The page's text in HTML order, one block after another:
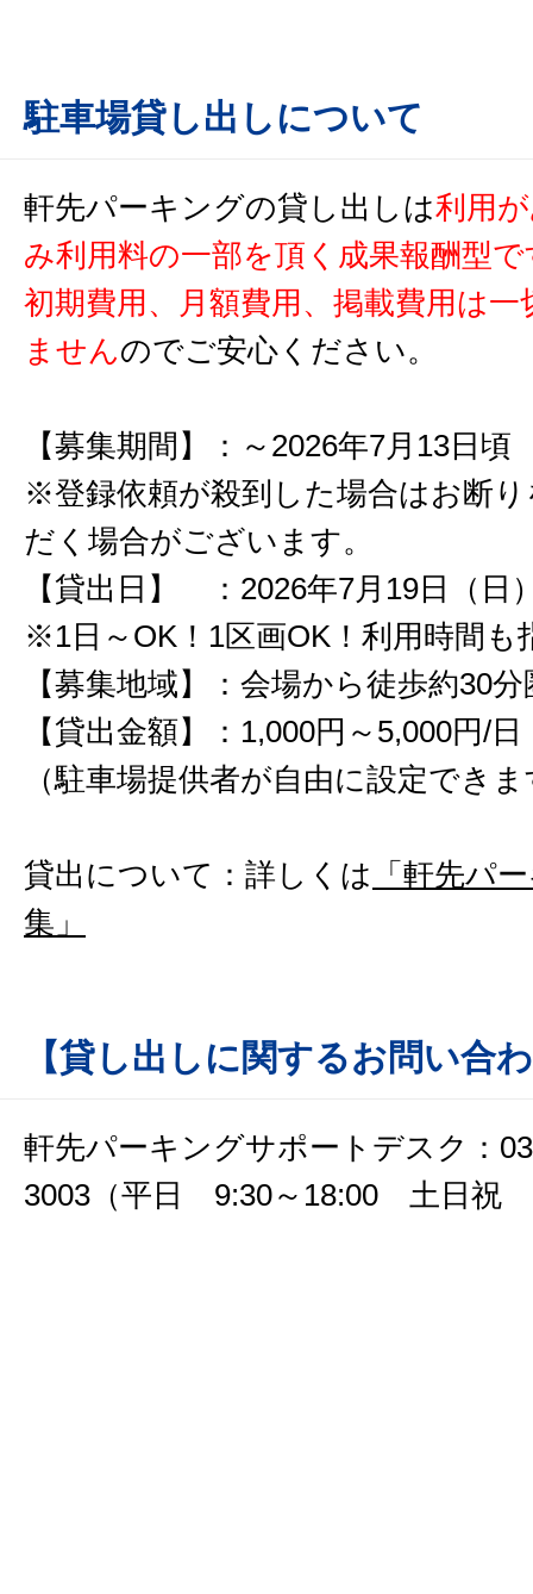
駐車場貸し出しについて
軒先パーキングの貸し出しは利用
み利用料の一部を頂く成果報酬型で
初期費用、月額費用、掲載費用は一
ませんのでご安心ください。
【募集期間】：～2026年7月13日頃
※登録依頼が殺到した場合はお断
だく場合がございます。
【貸出日】 ：2026年7月19日（日
※1日～OK！1区画OK！利用時間も
【募集地域】：会場から徒歩約30
【貸出金額】：1,000円～5,000円/日
（駐車場提供者が自由に設定でき
貸出について：詳しくは
「軒先パ
集」
【貸し出しに関するお問い合
軒先パーキングサポートデスク：
3003（平日 9:30～18:00 土日祝